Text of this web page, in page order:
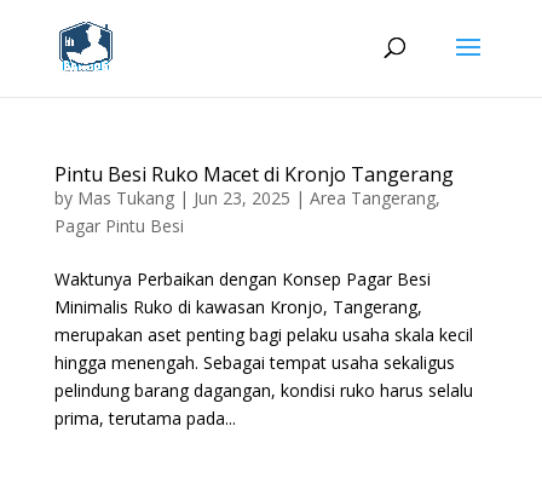
Pintu Besi Ruko Macet di Kronjo Tangerang
by Mas Tukang| Jun 23, 2025 | Area Tangerang,
Pagar Pintu Besi
Waktunya Perbaikan dengan Konsep Pagar Besi
Minimalis Ruko di kawasan Kronjo, Tangerang,
merupakan aset penting bagi pelaku usaha skala kecil
hingga menengah. Sebagai tempat usaha sekaligus
pelindung barang dagangan, kondisi ruko harus selalu
prima, terutama pada...